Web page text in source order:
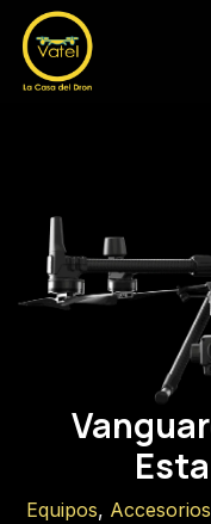
Ir al contenido
Equipos, Accesorios